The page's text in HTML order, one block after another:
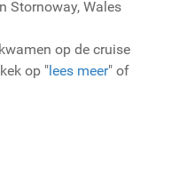
Stornoway, Wales
op de cruise
op "lees meer" of